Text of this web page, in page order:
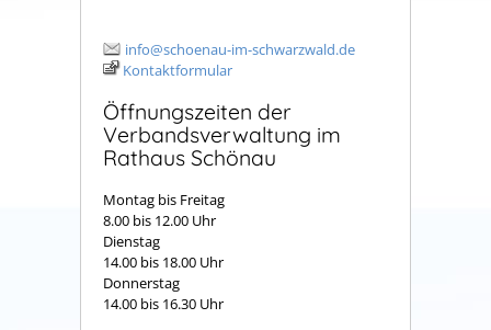
info@schoenau-im-schwarzwald.de
Kontaktformular
Öffnungszeiten der
Verbandsverwaltung im
Rathaus Schönau
Montag bis Freitag
8.00 bis 12.00 Uhr
Dienstag
14.00 bis 18.00 Uhr
Donnerstag
14.00 bis 16.30 Uhr